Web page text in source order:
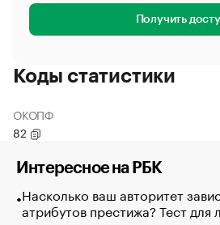
Получить
Коды статистики
ОКОПФ
82
Интересное на РБК
Насколько ваш авторитет
атрибутов престижа? Тест для